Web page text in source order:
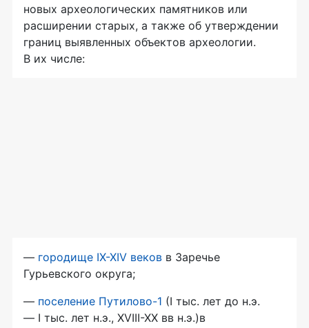
новых археологических памятников или
расширении старых, а также об утверждении
границ выявленных объектов археологии.
В их числе:
— городище IX-XIV веков в Заречье
Гурьевского округа;
— поселение Путилово-1 (I тыс. лет до н.э.
— I тыс. лет н.э., XVIII-XX вв н.э.)в